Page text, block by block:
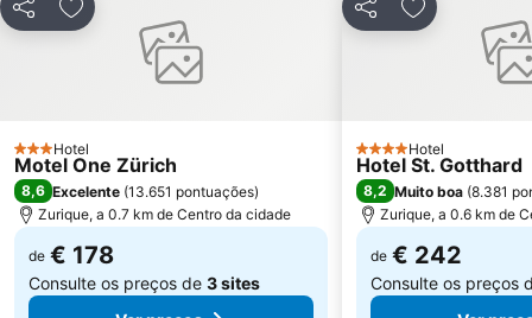
PartilharAdicionar aos favoritos
3 Estrelas
Hotel
Motel One Zürich
8,6 Excelente (13.651 pontuações)
Zurique, a 0.7 km de Centro da cidade
de € 178
Consulte os preços de 3 sites
PartilharAdicionar
4 Estrelas
Hotel
Hotel St. Gotthard
8,2 Muito boa (8.381
Zurique, a 0.6 km de
de € 242
Consulte os preços